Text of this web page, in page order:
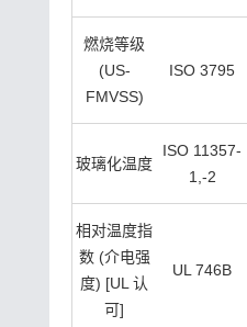
燃烧等级
(US-
FMVSS)
ISO 3795
玻璃化温度
ISO 11357-
1,-2
相对温度指
数 (介电强
度) [UL 认
可]
UL 746B